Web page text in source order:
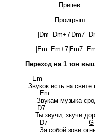
Припев.
Проигрыш:
|Dm Dm+7|Dm7
|Em Em+7|Em7
Переход на 1 тон
Звуков есть на свете
Em
Звукам музыка
D7
Ты звучи, звучи
D7 G
За собой зови